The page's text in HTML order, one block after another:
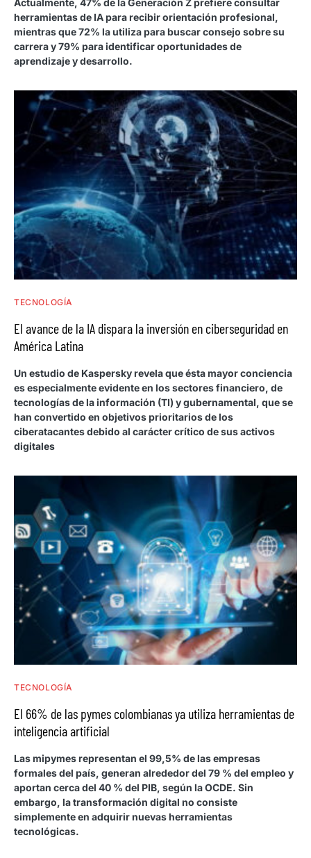
Actualmente, 47% de la Generación Z prefiere consultar
herramientas de IA para recibir orientación profesional,
mientras que 72% la utiliza para buscar consejo sobre su
carrera y 79% para identificar oportunidades de
aprendizaje y desarrollo.
TECNOLOGÍA
El avance de la IA dispara la inversión en ciberseguridad en
América Latina
Un estudio de Kaspersky revela que ésta mayor conciencia
es especialmente evidente en los sectores financiero, de
tecnologías de la información (TI) y gubernamental, que se
han convertido en objetivos prioritarios de los
ciberatacantes debido al carácter crítico de sus activos
digitales
TECNOLOGÍA
El 66% de las pymes colombianas ya utiliza herramientas de
inteligencia artificial
Las mipymes representan el 99,5% de las empresas
formales del país, generan alrededor del 79 % del empleo y
aportan cerca del 40 % del PIB, según la OCDE. Sin
embargo, la transformación digital no consiste
simplemente en adquirir nuevas herramientas
tecnológicas.